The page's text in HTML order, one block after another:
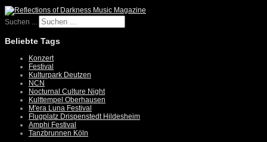
Suchen ...
Beliebte Tags
Konzert
Festival
Kulturpark Deutzen
NCN
Nocturnal Culture Night
Kulttempel Oberhausen
M'era Luna Festival
Flugplatz Drispenstedt Hildesheim
Amphi Festival
Tanzbrunnen Köln